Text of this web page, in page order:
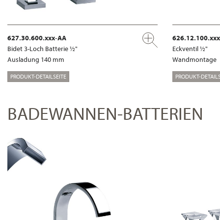
627.30.600.xxx-AA
Bidet 3-Loch Batterie ½"
Ausladung 140 mm
PRODUKT-DETAILSEITE
626.12.100.xxx
Eckventil ½"
Wandmontage
PRODUKT-
BADEWANNEN-BATTERIEN